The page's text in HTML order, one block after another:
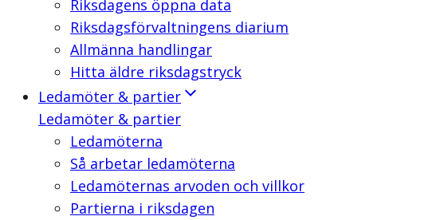
Riksdagens öppna data
Riksdagsförvaltningens diarium
Allmänna handlingar
Hitta äldre riksdagstryck
Ledamöter & partier
Ledamöter & partier
Ledamöterna
Så arbetar ledamöterna
Ledamöternas arvoden och villkor
Partierna i riksdagen